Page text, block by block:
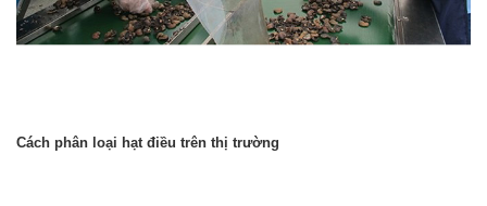
Cách phân loại hạt điều trên thị trường